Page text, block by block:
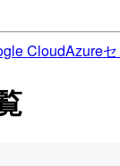
CloudAzure